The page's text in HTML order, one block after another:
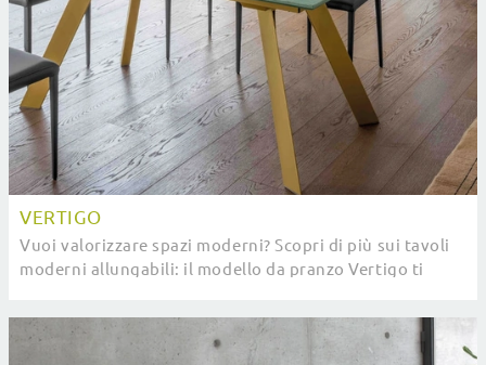
VERTIGO
Vuoi valorizzare spazi moderni? Scopri di più sui tavoli
moderni allungabili: il modello da pranzo Vertigo ti